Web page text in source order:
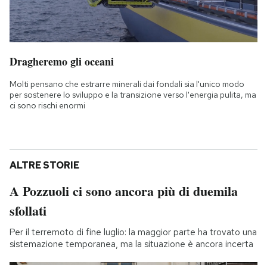
Dragheremo gli oceani
Molti pensano che estrarre minerali dai fondali sia l'unico modo
per sostenere lo sviluppo e la transizione verso l'energia pulita, ma
ci sono rischi enormi
ALTRE STORIE
A Pozzuoli ci sono ancora più di duemila
sfollati
Per il terremoto di fine luglio: la maggior parte ha trovato una
sistemazione temporanea, ma la situazione è ancora incerta